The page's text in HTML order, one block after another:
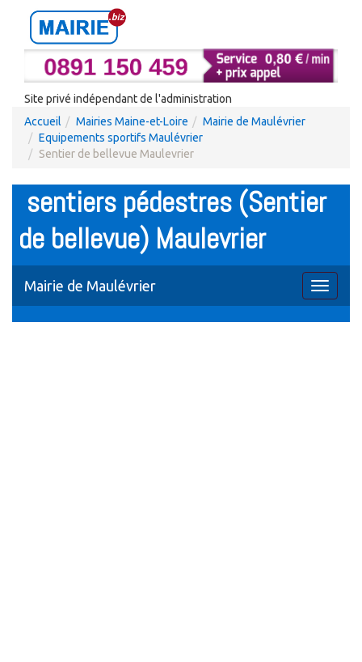
Site privé indépendant de l'administration
Accueil
Mairies Maine-et-Loire
Mairie de Maulévrier
Equipements sportifs Maulévrier
Sentier de bellevue Maulevrier
sentiers pédestres (Sentier
de bellevue) Maulevrier
Toggle
Mairie de Maulévrier